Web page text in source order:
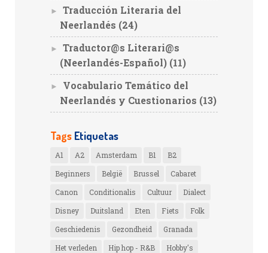
►
Traducción Literaria del
Neerlandés (24)
►
Traductor@s Literari@s
(Neerlandés-Español) (11)
►
Vocabulario Temático del
Neerlandés y Cuestionarios (13)
Tags Etiquetas
A1 A2 Amsterdam B1
B2
Beginners
België Brussel
Cabaret
Canon
Conditionalis Cultuur
Dialect
Disney
Duitsland Eten Fiets
Folk
Geschiedenis
Gezondheid
Granada
Het verleden
Hip hop - R&B
Hobby's